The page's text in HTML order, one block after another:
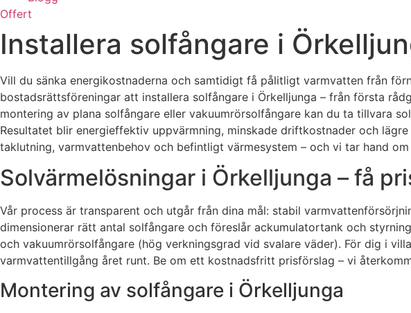
Offert
Installera solfångare i
Vill du sänka energikostnaderna och samtidigt få pålitligt varmvatten från
bostadsrättsföreningar att installera solfångare i Örkelljunga – från första
montering av plana solfångare eller vakuumrörsolfångare kan du ta tillvara
Resultatet blir energieffektiv uppvärmning, minskade driftkostnader och
taklutning, varmvattenbehov och befintligt värmesystem – och vi tar hand
Solvärmelösningar i Örkelljunga – få
Vår process är transparent och utgår från dina mål: stabil
dimensionerar rätt antal solfångare och föreslår ackumulatortank och
och vakuumrörsolfångare (hög verkningsgrad vid svalare väder). För dig i
varmvattentillgång året runt. Be om ett kostnadsfritt prisförslag – vi
Montering av solfångare i Örkelljunga